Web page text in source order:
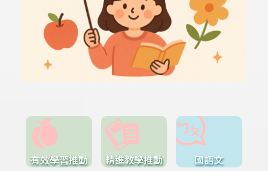
有效學習推動 精進教學推動 國語文